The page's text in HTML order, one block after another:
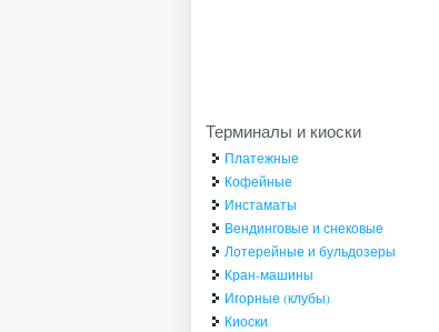
Терминалы и киоски
Платежные
Кофейные
Инстаматы
Вендинговые и снековые
Лотерейные и бульдозеры
Кран-машины
Игорные (клубы)
Киоски